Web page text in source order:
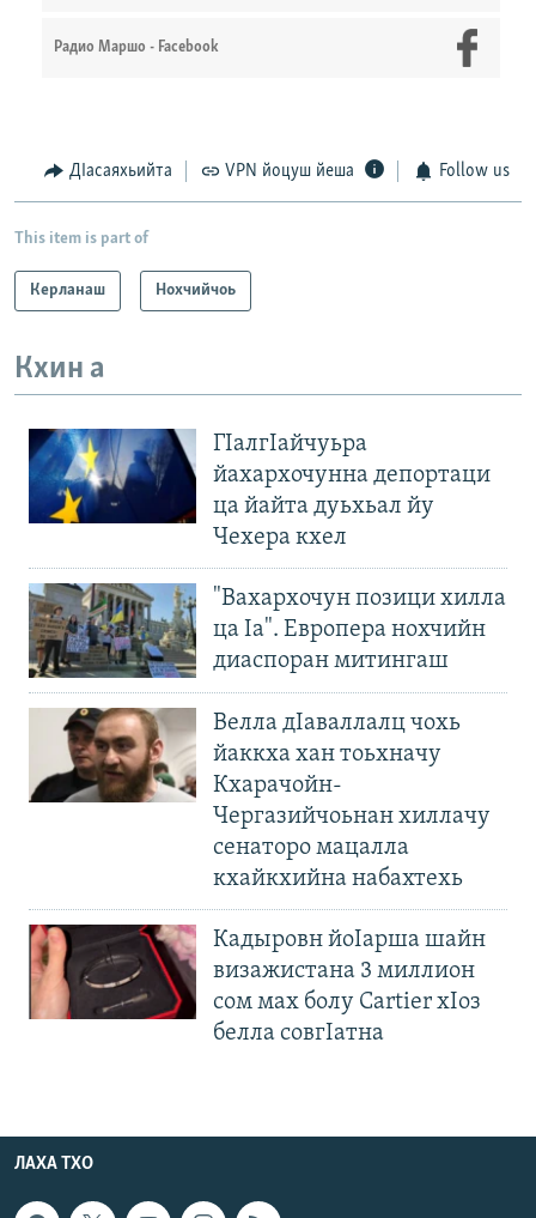
Радио Маршо - Facebook
ДIасаяхьийта VPN йоцуш йеша Follow us
This item is part of
Керланаш Нохчийчоь
Кхин а
ГIалгIайчуьра
йахархочунна депортаци
ца йайта дуьхьал йу
Чехера кхел
"Вахархочун позици хилла
ца Iа". Европера нохчийн
диаспоран митингаш
Велла дIаваллалц чохь
йаккха хан тоьхначу
Кхарачойн-
Чергазийчоьнан хиллачу
сенаторо мацалла
кхайкхийна набахтехь
Кадыровн йоIарша шайн
визажистана 3 миллион
сом мах болу Cartier хIоз
белла совгIатна
ЛАХА ТХО